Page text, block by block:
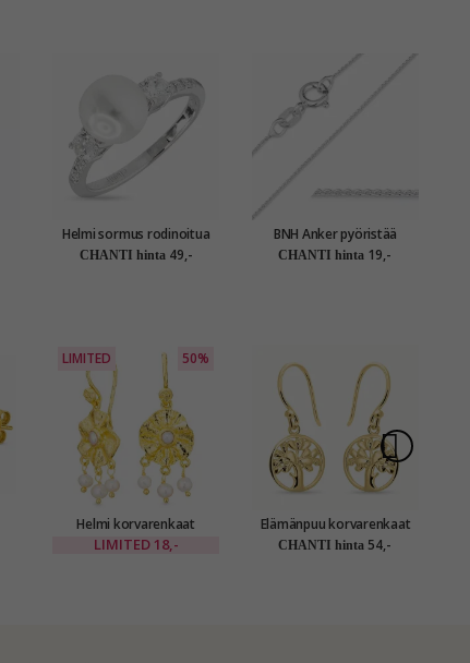
Helmi sormus rodinoitua
hopeaa
CHANTI hinta 49,-
BNH Anker pyöristää
kaulaketju hopeaa 38 cm x
CHANTI hinta 19,-
LIMITED 50%
Helmi korvarenkaat
kullattu messinki - Eliné
LIMITED 18,-
Elämänpuu korvarenkaat
kullattu hopea
CHANTI hinta 54,-